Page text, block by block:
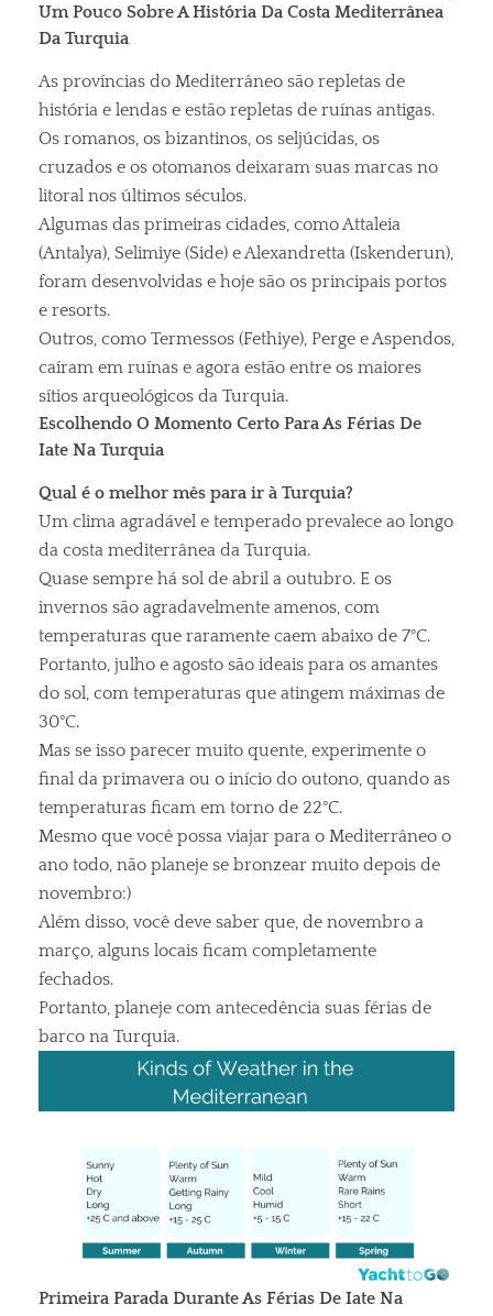
Um Pouco Sobre A História Da Costa Mediterrânea
Da Turquia
As províncias do Mediterrâneo são repletas de
história e lendas e estão repletas de ruínas antigas.
Os romanos, os bizantinos, os seljúcidas, os
cruzados e os otomanos deixaram suas marcas no
litoral nos últimos séculos.
Algumas das primeiras cidades, como Attaleia
(Antalya), Selimiye (Side) e Alexandretta (Iskenderun),
foram desenvolvidas e hoje são os principais portos
e resorts.
Outros, como Termessos (Fethiye), Perge e Aspendos,
caíram em ruínas e agora estão entre os maiores
sítios arqueológicos da Turquia.
Escolhendo O Momento Certo Para As Férias De
Iate Na Turquia
Qual é o melhor mês para ir à Turquia?
Um clima agradável e temperado prevalece ao longo
da costa mediterrânea da Turquia.
Quase sempre há sol de abril a outubro. E os
invernos são agradavelmente amenos, com
temperaturas que raramente caem abaixo de 7°C.
Portanto, julho e agosto são ideais para os amantes
do sol, com temperaturas que atingem máximas de
30°C.
Mas se isso parecer muito quente, experimente o
final da primavera ou o início do outono, quando as
temperaturas ficam em torno de 22°C.
Mesmo que você possa viajar para o Mediterrâneo o
ano todo, não planeje se bronzear muito depois de
novembro:)
Além disso, você deve saber que, de novembro a
março, alguns locais ficam completamente
fechados.
Portanto, planeje com antecedência suas férias de
barco na Turquia.
Primeira Parada Durante As Férias De Iate Na